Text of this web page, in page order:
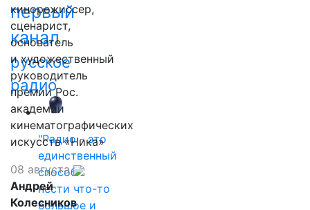
первый
канал
русское
радио
"Радио - это
единственный
способ
нести что-то
большое и
кинорежиссер,
сценарист,
основатель
и художественный
руководитель
премии Рос.
академии
кинематографических
искусств «Ника»
08 августа
Андрей
Колесников